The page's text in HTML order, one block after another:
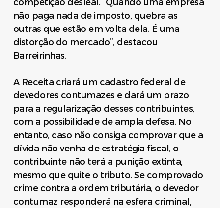
competição desleal. “Quando uma empresa
não paga nada de imposto, quebra as
outras que estão em volta dela. É uma
distorção do mercado”, destacou
Barreirinhas.
A Receita criará um cadastro federal de
devedores contumazes e dará um prazo
para a regularização desses contribuintes,
com a possibilidade de ampla defesa. No
entanto, caso não consiga comprovar que a
dívida não venha de estratégia fiscal, o
contribuinte não terá a punição extinta,
mesmo que quite o tributo. Se comprovado
crime contra a ordem tributária, o devedor
contumaz responderá na esfera criminal,